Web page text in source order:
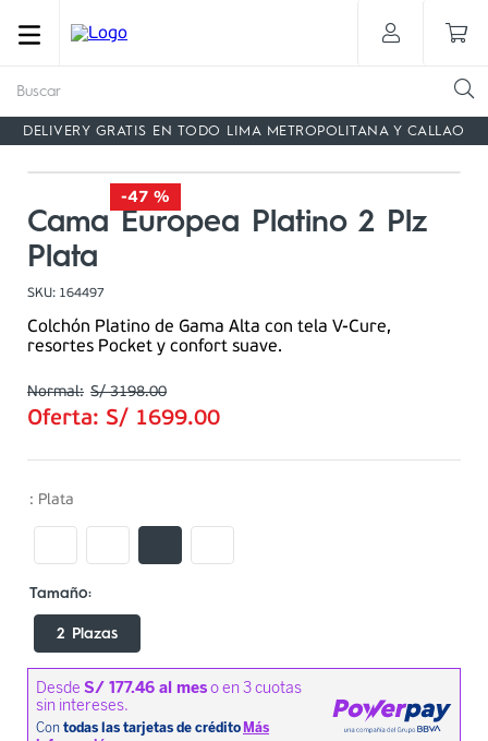
DELIVERY GRATIS EN TODO LIMA METROPOLITANA Y CALLAO
-47 %
Cama Europea Platino 2 Plz
Plata
SKU: 164497
Colchón Platino de Gama Alta con tela V-Cure,
resortes Pocket y confort suave.
S/ 3198.00
Oferta: S/ 1699.00
: Plata
2 Plazas